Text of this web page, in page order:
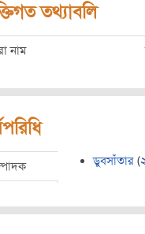
তথ্যাবলি
নাম
ডুবসাঁতার (